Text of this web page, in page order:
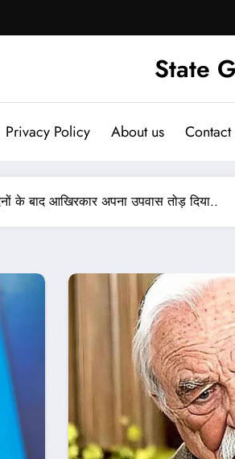
State
Privacy Policy About us Contact
के बाद आखिरकार अपना उपवास तोड़ दिया..